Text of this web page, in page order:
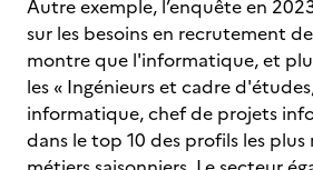
Autre exemple, l’enquête en
sur les besoins en recrutement
montre que l'informatique, et
les « Ingénieurs et cadre
informatique, chef de projets
dans le top 10 des profils les plus